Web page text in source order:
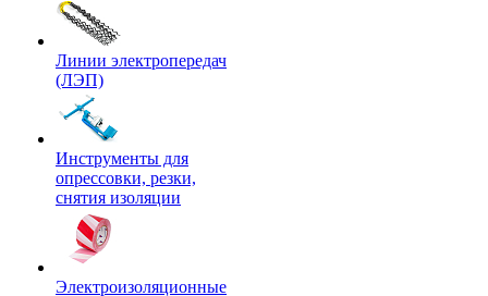
Линии электропередач
(ЛЭП)
Инструменты для
опрессовки, резки,
снятия изоляции
Электроизоляционные